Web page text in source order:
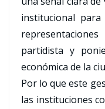
institucional
partidista y
económica de la
Por lo que este
las instituciones